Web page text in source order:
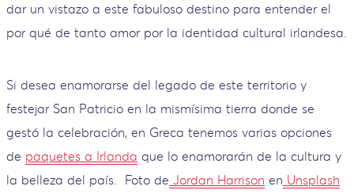
dar un vistazo a este fabuloso destino para entender el
por qué de tanto amor por la identidad cultural irlandesa.
Si desea enamorarse del legado de este territorio y
festejar San Patricio en la mismísima tierra donde se
gestó la celebración, en Greca tenemos varias opciones
de paquetes a Irlanda que lo enamorarán de la cultura y
la belleza del país. Foto de Jordan Harrison en Unsplash